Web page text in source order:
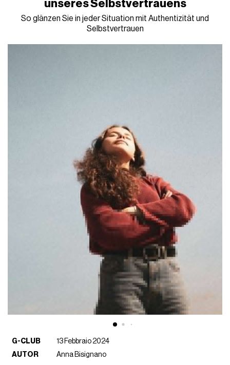
unseres Selbstvertrauens
So glänzen Sie in jeder Situation mit Authentizität und
Selbstvertrauen